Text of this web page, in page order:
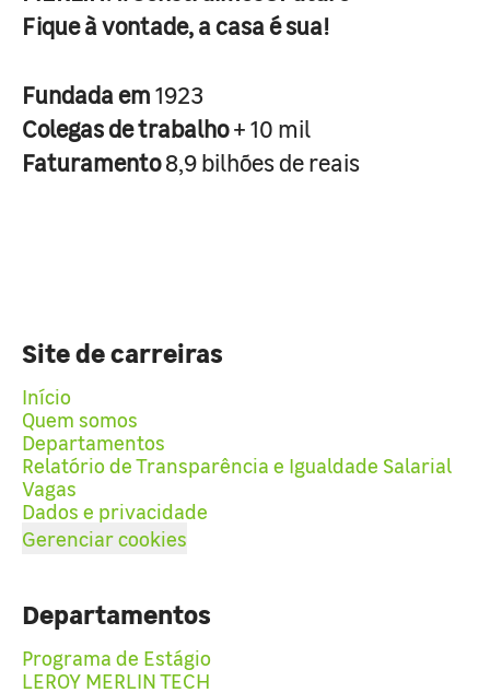
Fique à vontade, a casa é sua!
Fundada em1923
Colegas de trabalho+ 10 mil
Faturamento8,9 bilhões de reais
Site de carreiras
Início
Quem somos
Departamentos
Relatório de Transparência e Igualdade Salarial
Vagas
Dados e privacidade
Gerenciar cookies
Departamentos
Programa de Estágio
LEROY MERLIN TECH